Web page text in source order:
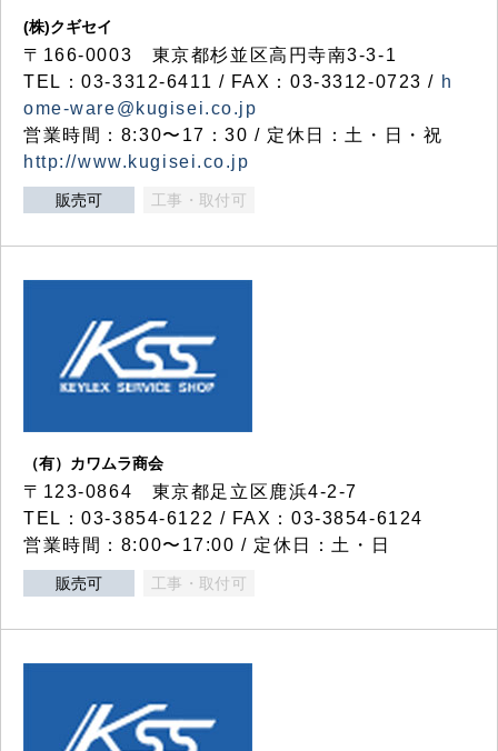
(株)クギセイ
〒166-0003 東京都杉並区高円寺南3-3-1
TEL：03-3312-6411 / FAX：03-3312-0723 / h
ome-ware@kugisei.co.jp
営業時間：8:30〜17：30 / 定休日：土・日・祝
http://www.kugisei.co.jp
販売可 工事・取付可
（有）カワムラ商会
〒123-0864 東京都足立区鹿浜4-2-7
TEL：03-3854-6122 / FAX：03-3854-6124
営業時間：8:00〜17:00 / 定休日：土・日
販売可 工事・取付可